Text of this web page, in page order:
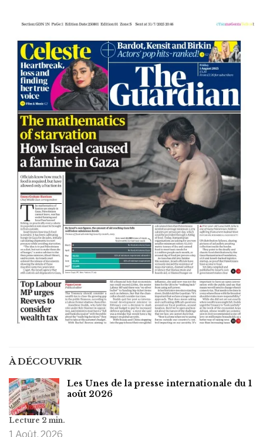
À DÉCOUVRIR
Les Unes de la presse internationale du 1
août 2026
1 Août, 2026